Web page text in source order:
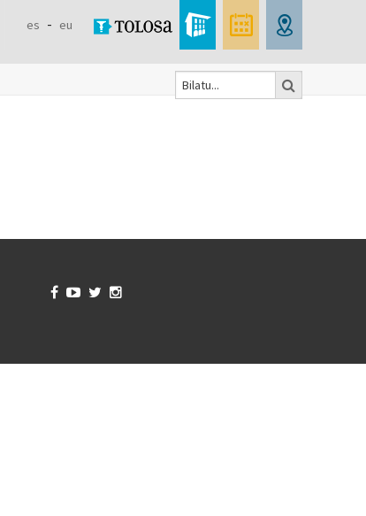
es eu
Formulaire
   